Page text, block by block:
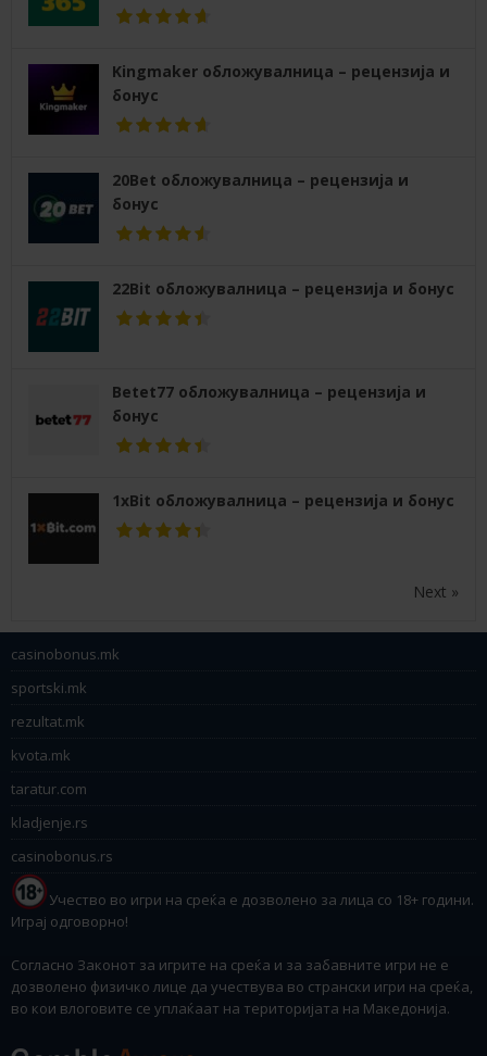
Kingmaker обложувалница – рецензија и
бонус
20Bet обложувалница – рецензија и
бонус
22Bit обложувалница – рецензија и бонус
Betet77 обложувалница – рецензија и
бонус
1xBit обложувалница – рецензија и бонус
Next »
casinobonus.mk
sportski.mk
rezultat.mk
kvota.mk
taratur.com
kladjenje.rs
casinobonus.rs
Учество во игри на среќа е дозволено за лица со 18+ години.
Играј одговорно!
Согласно Законот за игрите на среќа и за забавните игри не е
дозволено физичко лице да учествува во странски игри на среќа,
во кои влоговите се уплаќаат на територијата на Македонија.